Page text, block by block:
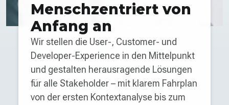
Menschzentriert von
Anfang an
Wir stellen die User-, Customer- und
Developer-Experience in den Mittelpunkt
und gestalten herausragende Lösungen
für alle Stakeholder – mit klarem Fahrplan
von der ersten Kontext­analyse bis zum